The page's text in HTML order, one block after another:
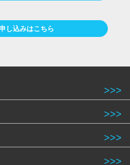
し込みはこちら